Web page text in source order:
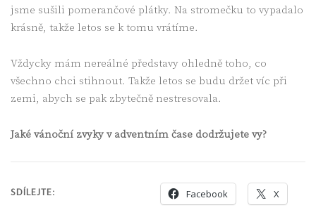
jsme sušili pomerančové plátky. Na stromečku to vypadalo
krásně, takže letos se k tomu vrátíme.
Vždycky mám nereálné představy ohledně toho, co
všechno chci stihnout. Takže letos se budu držet víc při
zemi, abych se pak zbytečně nestresovala.
Jaké vánoční zvyky v adventním čase dodržujete vy?
SDÍLEJTE: Facebook X